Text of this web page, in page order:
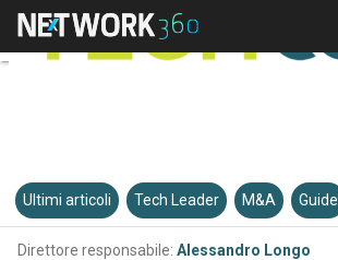
Ultimi articoli Tech Leader M&A Guide
Direttore responsabile: Alessandro Longo